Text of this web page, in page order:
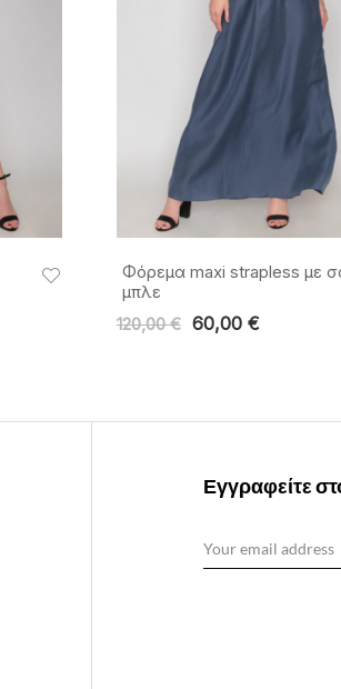
Φόρεμα maxi strapless με
μπλε
120,00€ 60,00 €
Εγγραφείτε